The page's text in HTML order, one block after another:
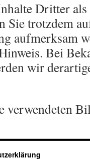
Dritter als
Sie trotzdem
aufmerksam
Bei
wir
verwendeten